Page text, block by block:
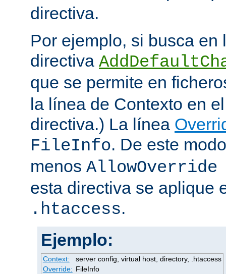
directiva.
Por ejemplo, si busca en
directiva
que se permite en
la línea de Contexto en
directiva.) La línea
FileInfo. De este
menos
esta directiva se aplique
.htaccess.
Ejemplo:
Context:
server config, virtual host, directory, .htaccess
Override: FileInfo